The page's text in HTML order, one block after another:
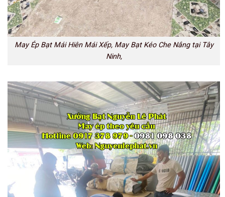
May Ép Bạt Mái Hiên Mái Xếp, May Bạt Kéo Che Nắng tại Tây
Ninh,